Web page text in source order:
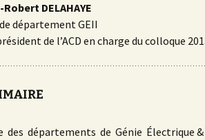
DELAHAYE
département GEII
de l’ACD en charge du colloque
des départements de Génie Électrique